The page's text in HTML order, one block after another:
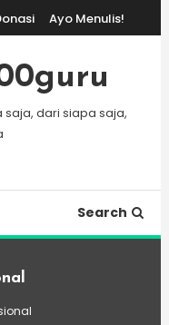
Ayo Menulis!
dari siapa saja,
Search